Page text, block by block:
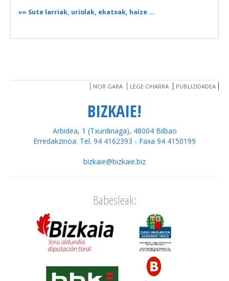
»» Sute larriak, uriolak, ekatxak, haize ...
NOR GARA LEGE OHARRA PUBLIZIDADEA
BIZKAIE!
Arbidea, 1 (Txurdinaga), 48004 Bilbao
Erredakzinoa: Tel. 94 4162393 - Faxa 94 4150199
bizkaie@bizkaie.biz
Babesleak: